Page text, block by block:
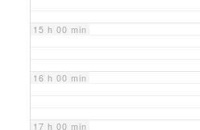
15 h 00 min
16 h 00 min
17 h 00 min